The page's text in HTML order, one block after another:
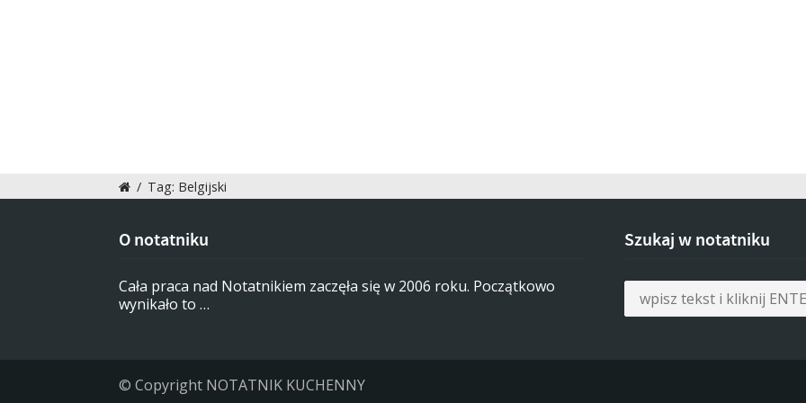
/ Tag: Belgijski
O notatniku
Cała praca nad Notatnikiem zaczęła się w 2006 roku. Początkowo
wynikało to …
Szukaj w notatniku
© Copyright NOTATNIK KUCHENNY